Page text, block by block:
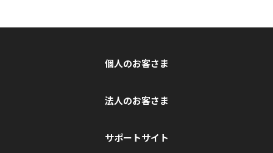
個人のお客さま
法人のお客さま
サポートサイト